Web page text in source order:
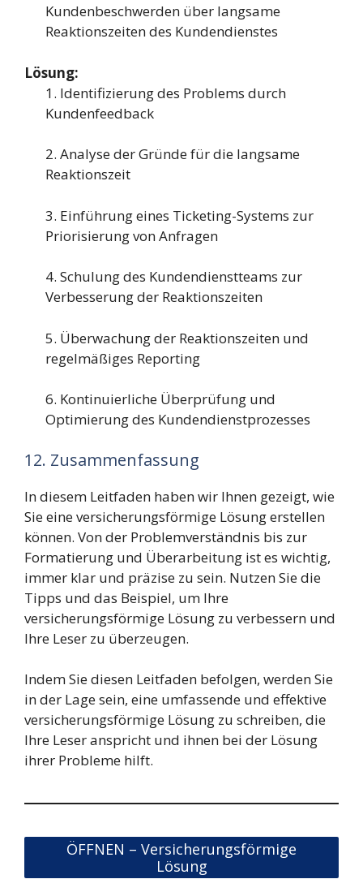
Kundenbeschwerden über langsame
Reaktionszeiten des Kundendienstes
Lösung:
1. Identifizierung des Problems durch
Kundenfeedback
2. Analyse der Gründe für die langsame
Reaktionszeit
3. Einführung eines Ticketing-Systems zur
Priorisierung von Anfragen
4. Schulung des Kundendienstteams zur
Verbesserung der Reaktionszeiten
5. Überwachung der Reaktionszeiten und
regelmäßiges Reporting
6. Kontinuierliche Überprüfung und
Optimierung des Kundendienstprozesses
12. Zusammenfassung
In diesem Leitfaden haben wir Ihnen gezeigt, wie
Sie eine versicherungsförmige Lösung erstellen
können. Von der Problemverständnis bis zur
Formatierung und Überarbeitung ist es wichtig,
immer klar und präzise zu sein. Nutzen Sie die
Tipps und das Beispiel, um Ihre
versicherungsförmige Lösung zu verbessern und
Ihre Leser zu überzeugen.
Indem Sie diesen Leitfaden befolgen, werden Sie
in der Lage sein, eine umfassende und effektive
versicherungsförmige Lösung zu schreiben, die
Ihre Leser anspricht und ihnen bei der Lösung
ihrer Probleme hilft.
ÖFFNEN – Versicherungsförmige
Lösung